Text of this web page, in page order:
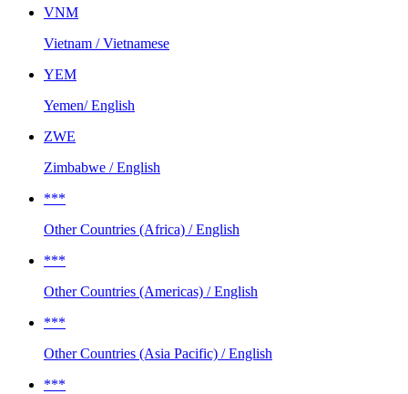
VNM
Vietnam / Vietnamese
YEM
Yemen/ English
ZWE
Zimbabwe / English
***
Other Countries (Africa) / English
***
Other Countries (Americas) / English
***
Other Countries (Asia Pacific) / English
***